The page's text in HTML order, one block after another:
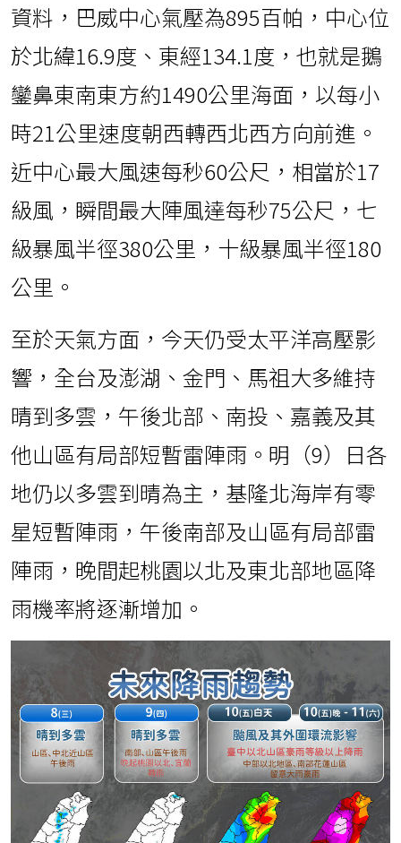
資料，巴威中心氣壓為895百帕，中心位
於北緯16.9度、東經134.1度，也就是鵝
鑾鼻東南東方約1490公里海面，以每小
時21公里速度朝西轉西北西方向前進。
近中心最大風速每秒60公尺，相當於17
級風，瞬間最大陣風達每秒75公尺，七
級暴風半徑380公里，十級暴風半徑180
公里。
至於天氣方面，今天仍受太平洋高壓影
響，全台及澎湖、金門、馬祖大多維持
晴到多雲，午後北部、南投、嘉義及其
他山區有局部短暫雷陣雨。明（9）日各
地仍以多雲到晴為主，基隆北海岸有零
星短暫陣雨，午後南部及山區有局部雷
陣雨，晚間起桃園以北及東北部地區降
雨機率將逐漸增加。